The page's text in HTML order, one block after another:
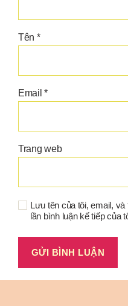
Tên *
Email*
Trang web
Lưu tên của tôi, email,
lần bình luận kế tiếp của